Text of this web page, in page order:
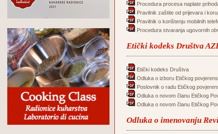
Procedura procesa naplate
Pravilnik zaštite od prijevara i
Pravilnik o korištenju mobilnih
Procedura stvaranja ugovornih
Etički kodeks Društva
Etički kodeks Društva
Odluka o izboru Etičkog
Poslovnik o radu Etičkog
Odluka o novom članu Etičkog
Odluka o novom članu Etičkog
Odluka o imenovanju